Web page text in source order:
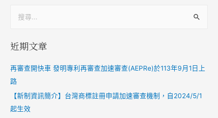
近期文章
再審查開快車 發明專利再審查加速審查(AEPRe)於113年9月1日上
路
【新制資訊簡介】台灣商標註冊申請加速審查機制，自2024/5/1
起生效